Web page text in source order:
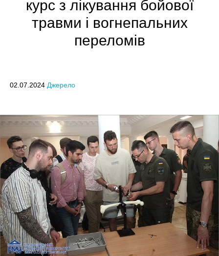
курс з лікування бойової
травми і вогнепальних
переломів
02.07.2024 Джерело